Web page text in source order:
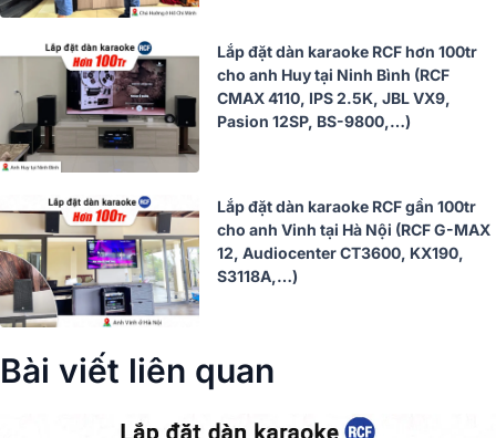
Lắp đặt dàn karaoke RCF hơn 100tr
cho anh Huy tại Ninh Bình (RCF
CMAX 4110, IPS 2.5K, JBL VX9,
Pasion 12SP, BS-9800,…)
Lắp đặt dàn karaoke RCF gần 100tr
cho anh Vinh tại Hà Nội (RCF G-MAX
12, Audiocenter CT3600, KX190,
S3118A,…)
Bài viết liên quan